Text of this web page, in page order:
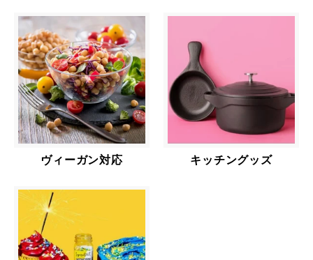
ヴィーガン対応 キッチングッズ